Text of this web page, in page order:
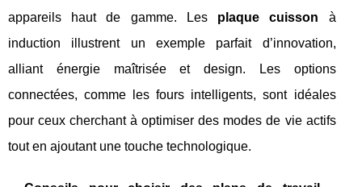
appareils haut de gamme. Les plaque cuisson à
induction illustrent un exemple parfait d’innovation,
alliant énergie maîtrisée et design. Les options
connectées, comme les fours intelligents, sont idéales
pour ceux cherchant à optimiser des modes de vie actifs
tout en ajoutant une touche technologique.